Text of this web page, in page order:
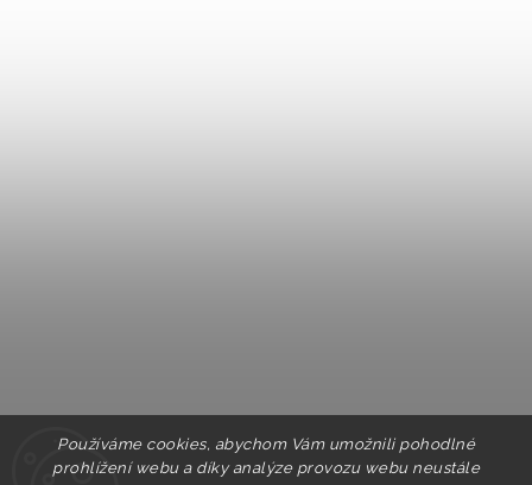
Používáme cookies, abychom Vám umožnili pohodlné
prohlížení webu a díky analýze provozu webu neustále